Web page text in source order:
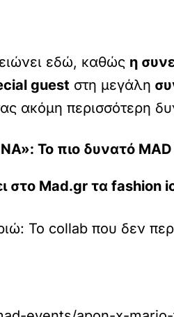
εδώ, καθώς η
guest στη μεγάλη
ακόμη περισσότερη
Το πιο δυνατό
στο Mad.gr τα fashion
Το collab που δεν